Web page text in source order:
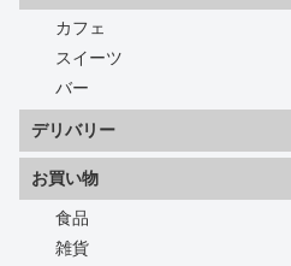
カフェ
スイーツ
バー
デリバリー
お買い物
食品
雑貨